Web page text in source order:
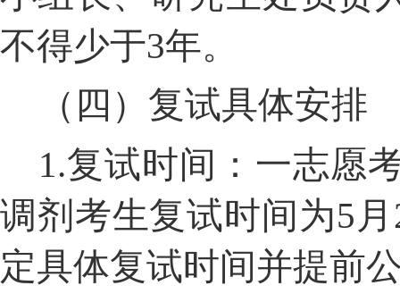
不得少于3年。
（四）复试具体安排
1.复试时间：一志愿
调剂考生复试时间为5 月
定具体复试时间并提前